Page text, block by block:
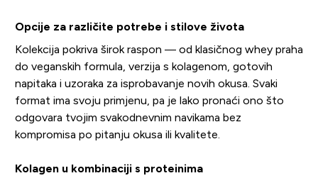
Opcije za različite potrebe i stilove života
Kolekcija pokriva širok raspon — od klasičnog whey praha
do veganskih formula, verzija s kolagenom, gotovih
napitaka i uzoraka za isprobavanje novih okusa. Svaki
format ima svoju primjenu, pa je lako pronaći ono što
odgovara tvojim svakodnevnim navikama bez
kompromisa po pitanju okusa ili kvalitete.
Kolagen u kombinaciji s proteinima